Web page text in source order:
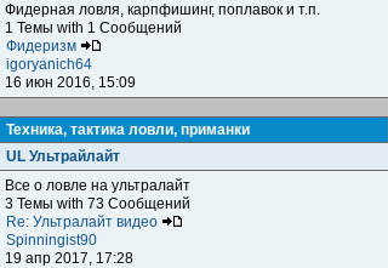
Фидерная ловля, карпфишинг, поплавок и т.п.
1 Темы with 1 Сообщений
Фидеризм
igoryanich64
16 июн 2016, 15:09
Техника, тактика ловли, приманки
UL Ультрайлайт
Все о ловле на ультралайт
3 Темы with 73 Сообщений
Re: Ультралайт видео
Spinningist90
19 апр 2017, 17:28